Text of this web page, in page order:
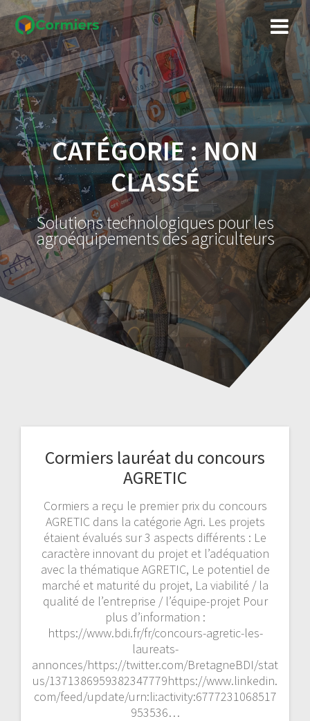
Skip
to
content
CATÉGORIE :NON
CLASSÉ
Solutions technologiques pour les
agroéquipements des agriculteurs
Cormiers lauréat du concours
AGRETIC
Cormiers a reçu le premier prix du concours
AGRETIC dans la catégorie Agri. Les projets
étaient évalués sur 3 aspects différents : Le
caractère innovant du projet et l’adéquation
avec la thématique AGRETIC, Le potentiel de
marché et maturité du projet, La viabilité / la
qualité de l’entreprise / l’équipe-projet Pour
plus d’information :
https://www.bdi.fr/fr/concours-agretic-les-
laureats-
annonces/https://twitter.com/BretagneBDI/stat
us/1371386959382347779https://www.linkedin.
com/feed/update/urn:li:activity:6777231068517
953536…